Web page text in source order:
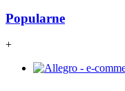
Popularne
+